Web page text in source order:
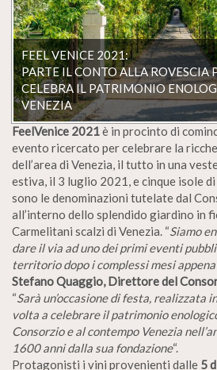
FEEL VENICE 2021:
PARTE IL CONTO ALLA ROVESCIA
CELEBRA IL PATRIMONIO
VENEZIA
FeelVenice 2021è in procinto di
evento ricercato per celebrare la
dell’area di Venezia, il tutto in una
estiva, il 3 luglio 2021, e cinque isole
sono le denominazioni tutelate dal
all’interno dello splendido giardino in
Carmelitani scalzi di Venezia. “Siamo
dare il via ad uno dei primi eventi
territorio dopo i complessi mesi
Stefano Quaggio, Direttore del
“Sarà un’occasione di festa, realizzata
volta a celebrare il patrimonio
Consorzio e al contempo Venezia
1600 anni dalla sua fondazione“.
Protagonisti i vini provenienti dalle 5